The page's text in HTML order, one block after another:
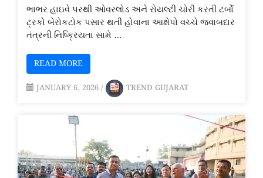
ભાભર હાઇવે પરથી ઓવરલોડ અને રોયલ્ટી ચોરી કરતી ટર્બો
ટ્રકો બેરોકટોક પસાર થતી હોવાના આક્ષેપો વચ્ચે જવાબદાર
તંત્રની નિષ્ક્રિયતા સામે …
READ MORE
JANUARY 6, 2026 / TREND GUJARAT